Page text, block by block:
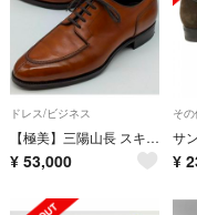
ドレス/ビジネス
【極美】三陽山長 スキンステッチUチップ 勘三郎 7【送料無料】
¥ 53,000
そ
¥